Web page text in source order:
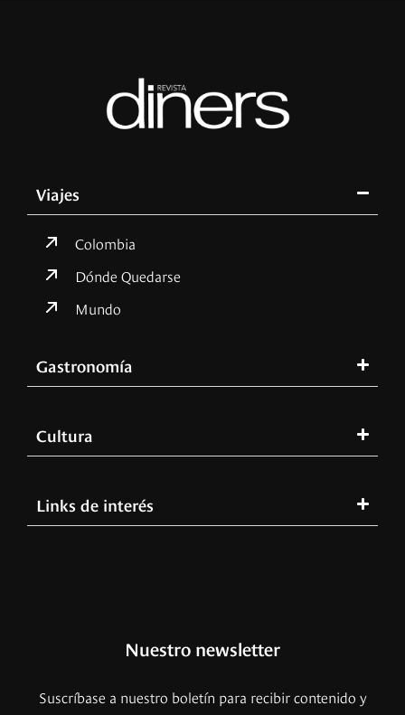
Viajes
Colombia
Dónde Quedarse
Mundo
Gastronomía
Cultura
Links de interés
Nuestro newsletter
Suscríbase a nuestro boletín para recibir contenido y